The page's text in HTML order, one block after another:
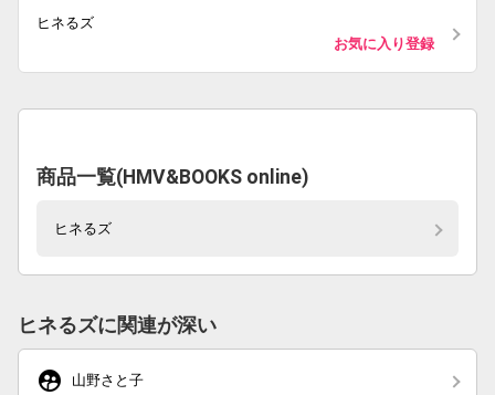
ヒネるズ
お気に入り登録
商品一覧(HMV&BOOKS online)
ヒネるズ
ヒネるズに関連が深い
supervised_user_circle 山野さと子